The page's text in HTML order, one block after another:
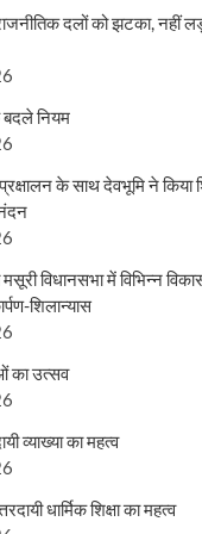
दलों को झटका, नहीं
बदले नियम
के साथ देवभूमि ने किया
विधानसभा में विभिन्न
शिलान्यास
का उत्सव
व्याख्या का महत्व
धार्मिक शिक्षा का महत्व